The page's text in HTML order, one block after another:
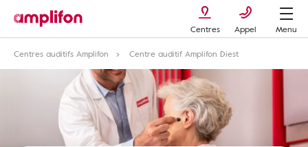
Centres Appel
Menu
Centres auditifs Amplifon
Centre auditif Amplifon Diest